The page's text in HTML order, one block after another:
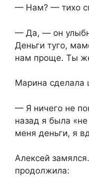
— Нам? — тихо
— Да, — он
Деньги туго,
нам проще. Ты
Марина сделала
— Я ничего не
назад я была
меня деньги, я
Алексей
продолжила: